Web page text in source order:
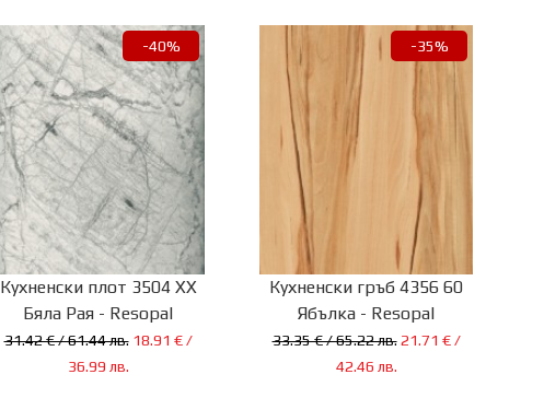
-40%
Кухненски плот 3504 XX
Бяла Рая - Resopal
31.42 € / 61.44 лв. 18.91 € /
36.99 лв.
-35%
Кухненски гръб 4356 60
Ябълка - Resopal
33.35 € / 65.22 лв. 21.71 € /
42.46 лв.